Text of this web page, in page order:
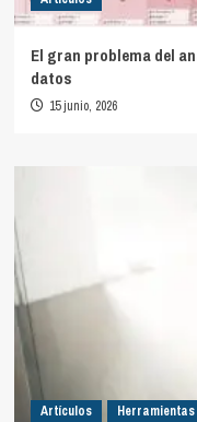
El gran problema del
datos
15 junio, 2026
Artículos Herramientas